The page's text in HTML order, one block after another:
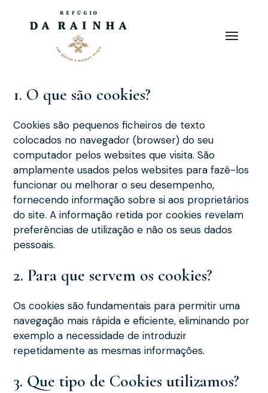
1. O que são cookies?
Cookies são pequenos ficheiros de texto
colocados no navegador (browser) do seu
computador pelos websites que visita. São
amplamente usados pelos websites para fazê-los
funcionar ou melhorar o seu desempenho,
fornecendo informação sobre si aos proprietários
do site. A informação retida por cookies revelam
preferências de utilização e não os seus dados
pessoais.
2. Para que servem os cookies?
Os cookies são fundamentais para permitir uma
navegação mais rápida e eficiente, eliminando por
exemplo a necessidade de introduzir
repetidamente as mesmas informações.
3. Que tipo de Cookies utilizamos?